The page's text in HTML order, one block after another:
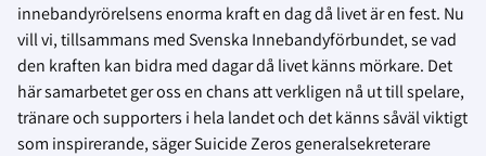
innebandyrörelsens enorma kraft en dag då livet är en fest. Nu
vill vi, tillsammans med Svenska Innebandyförbundet, se vad
den kraften kan bidra med dagar då livet känns mörkare. Det
här samarbetet ger oss en chans att verkligen nå ut till spelare,
tränare och supporters i hela landet och det känns såväl viktigt
som inspirerande, säger Suicide Zeros generalsekreterare